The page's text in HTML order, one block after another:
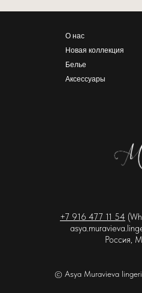
О нас
Новая коллекция
Белье
Аксессуары
+7 916 477 11 54 (
Россия,
© Asya Muravieva